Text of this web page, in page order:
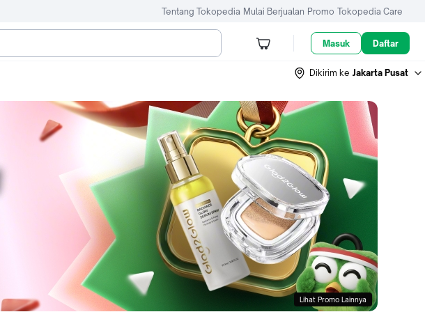
Tentang Tokopedia Mulai Berjualan Promo Tokopedia Care
Masuk Daftar
Dikirim ke Jakarta Pusat
Lihat Promo Lainnya